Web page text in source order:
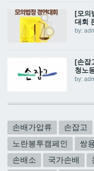
[모의
대회
by:
[손잡
청노
by:
손배가압류 손잡고
노란봉투캠페인
쌍
손배소
국가손배